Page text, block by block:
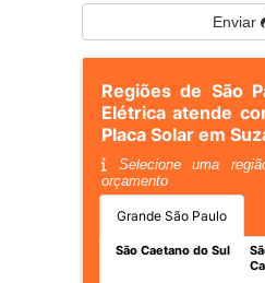
Enviar
Regiões de São
Elétrica atende
Placa Solar em
Selecione uma
orçamento
Grande São Paulo
São Caetano do Sul